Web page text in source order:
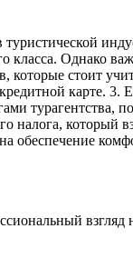
класса. Однако
стоит
карте. 3.
турагентства,
налога, который
обеспечение